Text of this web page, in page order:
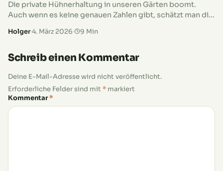
Die private Hühnerhaltung in unseren Gärten boomt.
Auch wenn es keine genauen Zahlen gibt, schätzt man die
niedrigen sechsstelligen Bereich. Lässt du…
Holger·4. März 2026· 9 Min
Schreib einen Kommentar
Deine E-Mail-Adresse wird nicht veröffentlicht.
Erforderliche Felder sind mit * markiert
Kommentar*